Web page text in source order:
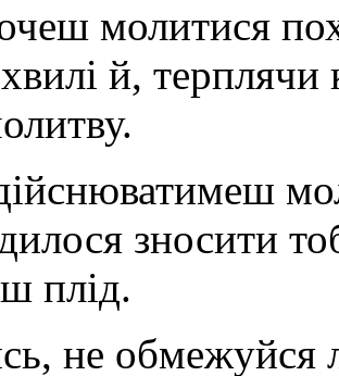
молитися
й, терплячи
зносити
плід.
не обмежуйся